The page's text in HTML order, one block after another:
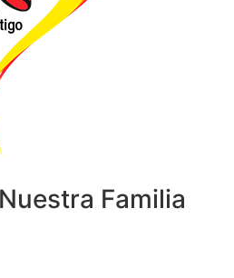
Familia